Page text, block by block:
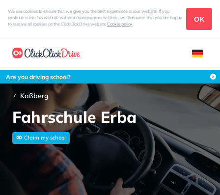
We use cookies to ensure that we give you the best experience on our website. If you
continue using this website without changing your settings, we'll assume that you are happy
to receive all cookies on the ClickClickDrive websiteCookie policy
OK
Are you driving school?
Kaßberg
Fahrschule Erba
Claim my school